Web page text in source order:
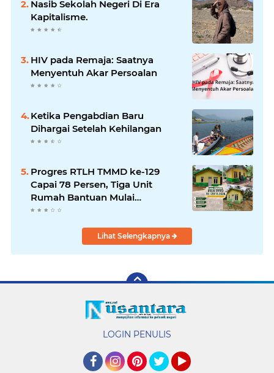
Nasib Sekolah Negeri Di Era
Kapitalisme.
HIV pada Remaja: Saatnya
Menyentuh Akar Persoalan
Ketika Pengabdian Baru
Dihargai Setelah Kehilangan
Progres RTLH TMMD ke-129
Capai 78 Persen, Tiga Unit
Rumah Bantuan Mulai
Rampung
Lihat Selengkapnya
LOGIN PENULIS